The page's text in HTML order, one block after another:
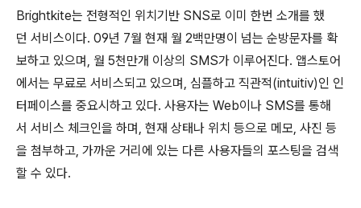
Brightkite는 전형적인 위치기반 SNS로 이미 한번 소개를 했
던 서비스이다. 09년 7월 현재 월 2백만명이 넘는 순방문자를 확
보하고 있으며, 월 5천만개 이상의 SMS가 이루어진다. 앱스토어
에서는 무료로 서비스되고 있으며, 심플하고 직관적(intuitiv)인 인
터페이스를 중요시하고 있다. 사용자는 Web이나 SMS를 통해
서 서비스 체크인을 하며, 현재 상태나 위치 등으로 메모, 사진 등
을 첨부하고, 가까운 거리에 있는 다른 사용자들의 포스팅을 검색
할 수 있다.